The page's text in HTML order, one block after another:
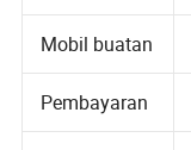
Mobil buatan
Pembayaran